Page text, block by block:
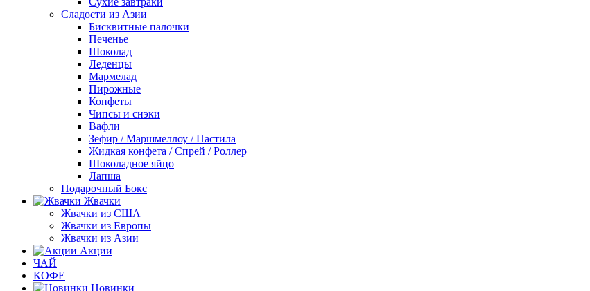
Сладости из Азии
Бисквитные палочки
Печенье
Шоколад
Леденцы
Мармелад
Пирожные
Конфеты
Чипсы и снэки
Вафли
Зефир / Маршмеллоу / Пастила
Жидкая конфета / Спрей / Роллер
Шоколадное яйцо
Лапша
Подарочный Бокс
Жвачки
Жвачки из США
Жвачки из Европы
Жвачки из Азии
Акции
ЧАЙ
КОФЕ
Новинки